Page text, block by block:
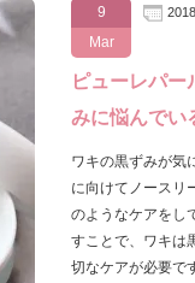
9
Mar
2018
ピューレパー
みに悩んでい
ワキの黒ずみが気
に向けてノースリ
のようなケアをし
すことで、ワキは
切なケアが必要で